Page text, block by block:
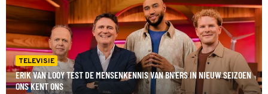
TELEVISIE
ERIK VAN LOOY TEST DE MENSENKENNIS VAN BN'ERS IN NIEUW SEIZOEN
ONS KENT ONS